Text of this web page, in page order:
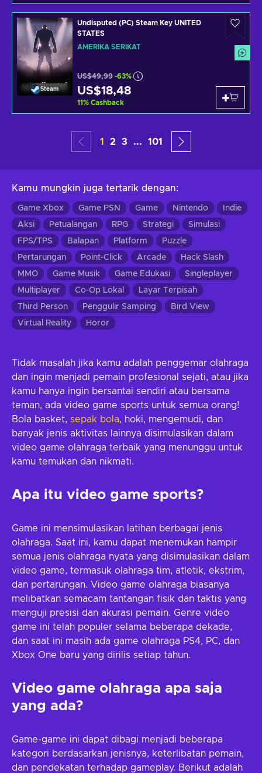
Steam
Undisputed (PC) Steam Key UNITED
STATES
AMERIKA SERIKAT
US$49,99 -63%
US$18,48
11% Cashback
1 2 3 ... 101
Kamu mungkin juga tertarik dengan:
Game Xbox Game PSN Game Nintendo
Indie
Aksi
Petualangan RPG Strategi
Simulasi
FPS/TPS
Balapan Platform
Puzzle
Pertarungan
Point-Click Arcade
Hack Slash
MMO
Game Musik Game Edukasi
Singleplayer
Multiplayer
Co-Op Lokal
Layar Terpisah
Third Person
Penggulir Samping
Bird View
Virtual Reality
Horor
Tidak masalah jika kamu adalah penggemar olahraga
dan ingin menjadi pemain profesional sejati, atau jika
kamu hanya ingin bersantai sendiri atau bersama
teman, ada video game sports untuk semua orang!
Bola basket, sepak bola, hoki, mengemudi, dan
banyak jenis aktivitas lainnya disimulasikan dalam
video game olahraga terbaik yang menunggu untuk
kamu temukan dan nikmati.
Apa itu video game sports?
Game ini mensimulasikan latihan berbagai jenis
olahraga. Saat ini, kamu dapat menemukan hampir
semua jenis olahraga nyata yang disimulasikan dalam
video game, termasuk olahraga tim, atletik, ekstrim,
dan pertarungan. Video game olahraga biasanya
melibatkan semacam tantangan fisik dan taktis yang
menguji presisi dan akurasi pemain. Genre video
game ini telah populer selama beberapa dekade,
dan saat ini masih ada game olahraga PS4, PC, dan
Xbox One baru yang dirilis setiap tahun.
Video game olahraga apa saja
yang ada?
Game-game ini dapat dibagi menjadi beberapa
kategori berdasarkan jenisnya, keterlibatan pemain,
dan pendekatan terhadap gameplay. Berikut adalah